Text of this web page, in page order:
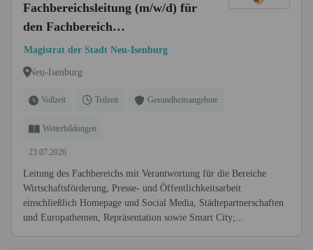
Fachbereichsleitung (m/w/d) für
den Fachbereich
Wirtschaftsförderung, Presse-
und Öffentlichkeitsarbeit und
Magistrat der Stadt Neu-Isenburg
Neu-Isenburg
Vollzeit Teilzeit Gesundheitsangebote
Weiterbildungen
23.07.2026
Leitung des Fachbereichs mit Verantwortung für die Bereiche
Wirtschaftsförderung, Presse- und Öffentlichkeitsarbeit
einschließlich Homepage und Social Media, Städtepartnerschaften
und Europathemen, Repräsentation sowie Smart City;...